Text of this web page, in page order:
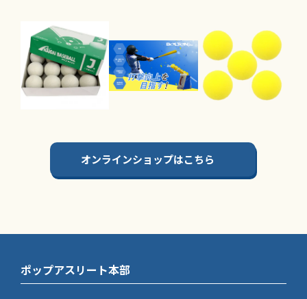
オンラインショップはこちら
ポップアスリート本部